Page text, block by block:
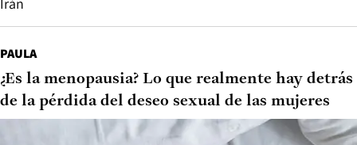
Irán
PAULA
¿Es la menopausia? Lo que realmente hay detrás
de la pérdida del deseo sexual de las mujeres